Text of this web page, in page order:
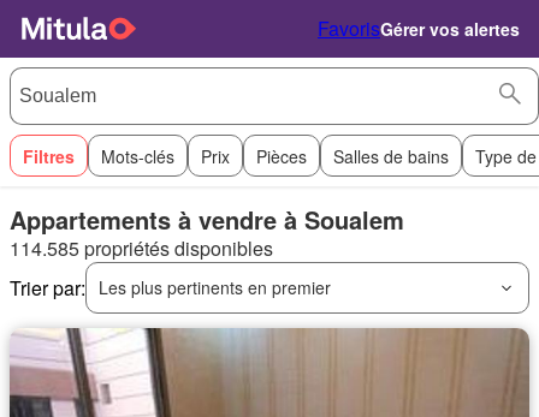
FavorisGérer vos alertes
Filtres Mots-clés Prix Pièces Salles de bains Type
Appartements à vendre à Soualem
114.585 propriétés disponibles
Trier par:
Les plus pertinents en premier